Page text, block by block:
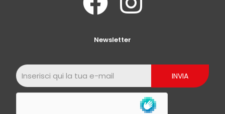
Newsletter